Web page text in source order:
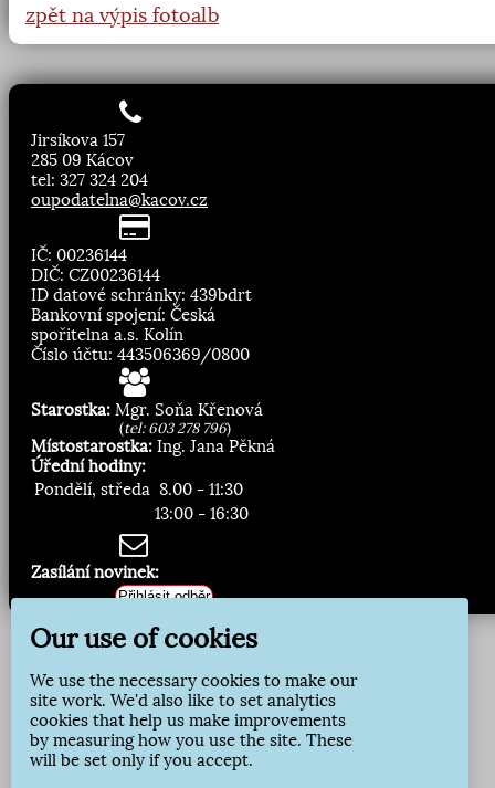
zpět na výpis fotoalb
Jirsíkova 157
285 09 Kácov
tel: 327 324 204
oupodatelna@kacov.cz
IČ: 00236144
DIČ: CZ00236144
ID datové schránky: 439bdrt
Bankovní spojení: Česká
spořitelna a.s. Kolín
Číslo účtu: 443506369/0800
Starostka: Mgr. Soňa Křenová
(tel: 603 278 796)
Místostarostka: Ing. Jana Pěkná
Úřední hodiny:
Pondělí, středa 8.00 - 11:30
13:00 - 16:30
Zasílání novinek:
Přihlásit odběr
Our use of cookies
We use the necessary cookies to make our
site work. We'd also like to set analytics
cookies that help us make improvements
by measuring how you use the site. These
will be set only if you accept.